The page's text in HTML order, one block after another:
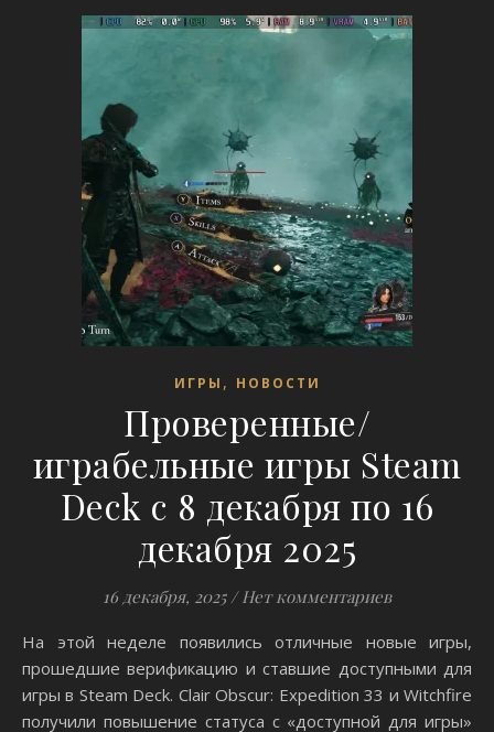
ИГРЫ , НОВОСТИ
Проверенные/
играбельные игры Steam
Deck с 8 декабря по 16
декабря 2025
16 декабря, 2025 / Нет комментариев
На этой неделе появились отличные новые игры,
прошедшие верификацию и ставшие доступными для
игры в Steam Deck. Clair Obscur: Expedition 33 и Witchfire
получили повышение статуса с «доступной для игры»